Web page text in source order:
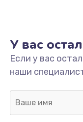
У вас
Если у вас
наши